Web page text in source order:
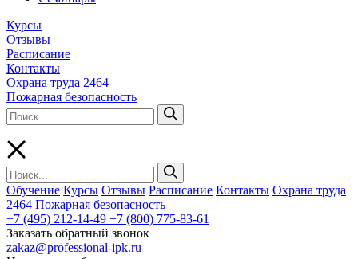
Курсы
Отзывы
Расписание
Контакты
Охрана труда 2464
Пожарная безопасность
Обучение Курсы Отзывы Расписание Контакты Охрана труда
2464 Пожарная безопасность
+7 (495) 212-14-49 +7 (800) 775-83-61
Заказать обратный звонок
zakaz@professional-ipk.ru